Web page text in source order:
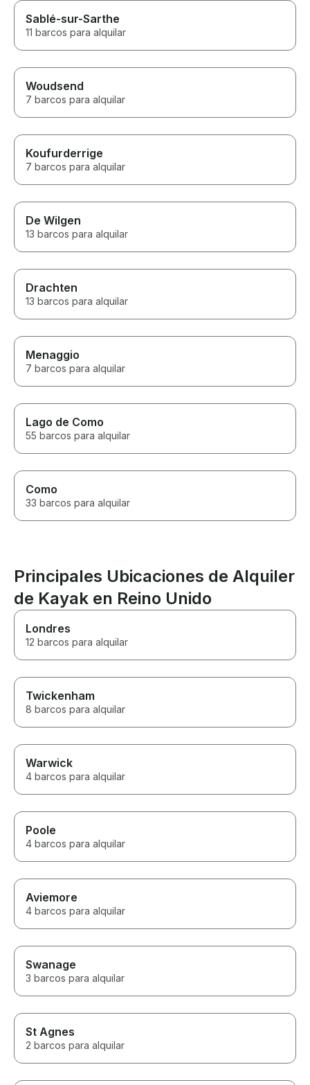
Sablé-sur-Sarthe
11 barcos para alquilar
Woudsend
7 barcos para alquilar
Koufurderrige
7 barcos para alquilar
De Wilgen
13 barcos para alquilar
Drachten
13 barcos para alquilar
Menaggio
7 barcos para alquilar
Lago de Como
55 barcos para alquilar
Como
33 barcos para alquilar
Principales Ubicaciones de Alquiler
de Kayak en Reino Unido
Londres
12 barcos para alquilar
Twickenham
8 barcos para alquilar
Warwick
4 barcos para alquilar
Poole
4 barcos para alquilar
Aviemore
4 barcos para alquilar
Swanage
3 barcos para alquilar
St Agnes
2 barcos para alquilar